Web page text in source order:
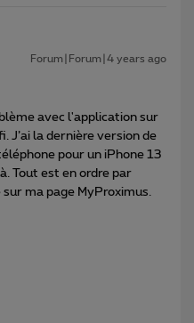
Forum|Forum|4 years ago
avec l'application sur
J’ai la dernière version de
pour un iPhone 13
Tout est en ordre par
ma page MyProximus.